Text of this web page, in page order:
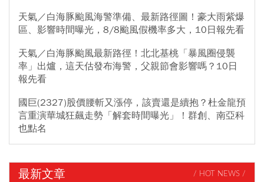
天氣／白海豚颱風海警準備、最新路徑圖！豪大雨紫爆
區、影響時間曝光，8/8颱風假機率多大，10日報先看
天氣／白海豚颱風最新路徑！北北基桃「暴風圈侵襲
率」出爐，這天估發布海警，父親節會影響嗎？10日
報先看
國巨(2327)股價腰斬又漲停，該賣還是續抱？杜金龍預
言重演華城狂飆走勢「解套時間曝光」！群創、南亞科
也點名
最新文章 / HOT NEWS /